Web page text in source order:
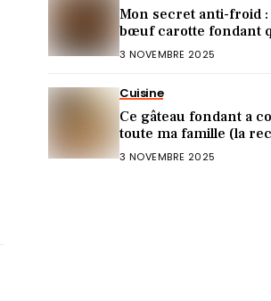
Mon secret anti-froid :
bœuf carotte fondant
tout seul !
3 NOVEMBRE 2025
Cuisine
Ce gâteau fondant a
toute ma famille (la
ultra rapide)
3 NOVEMBRE 2025